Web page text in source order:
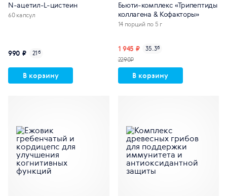
N-ацетил-L-цистеин
60 капсул
990 ₽ 21б
В корзину
Бьюти-комплекс «Трипептиды
коллагена & Кофакторы»
14 порций по 5 г
1 945 ₽ 35.3б
2290₽
В корзину